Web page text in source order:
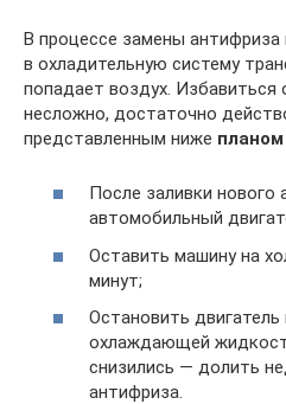
В процессе замены
в охладительную систему
попадает воздух. Избавиться
несложно, достаточно
представленным ниже
После заливки нового
автомобильный
Оставить машину на
минут;
Остановить двигатель
охлаждающей
снизились — долить
антифриза.